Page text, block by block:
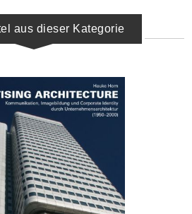
aus dieser Kategorie